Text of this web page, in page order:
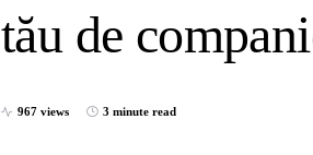
tău de
967 views 3 minute read